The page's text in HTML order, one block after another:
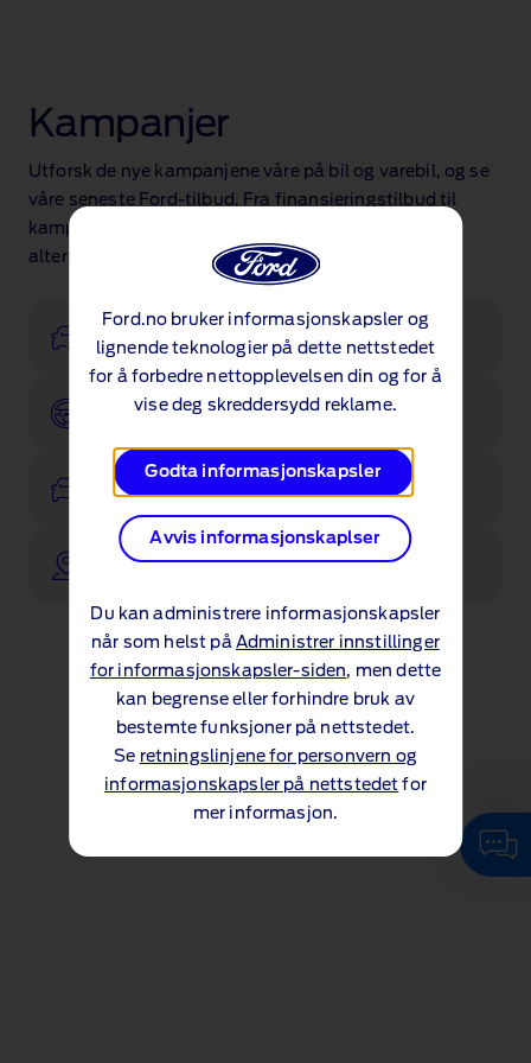
Ford.no bruker informasjonskapsler og
lignende teknologier på dette nettstedet
for å forbedre nettopplevelsen din og for å
vise deg skreddersydd reklame.
Godta informasjonskapsler
Avvis informasjonskaplser
Du kan administrere informasjonskapsler
når som helst på Administrer innstillinger
for informasjonskapsler-siden, men dette
kan begrense eller forhindre bruk av
bestemte funksjoner på nettstedet.
Se retningslinjene for personvern og
informasjonskapsler på nettstedet for
mer informasjon.
Kampanjer
Utforsk de nye kampanjene våre på bil og varebil, og se
våre seneste Ford‑tilbud. Fra finansieringstilbud til
kampanjer på tvers av utvalgte modeller – finn
alternativer som passer deg.
Bestill prøvekjøring
Se biler på lager
Finn en Ford‑forhandler